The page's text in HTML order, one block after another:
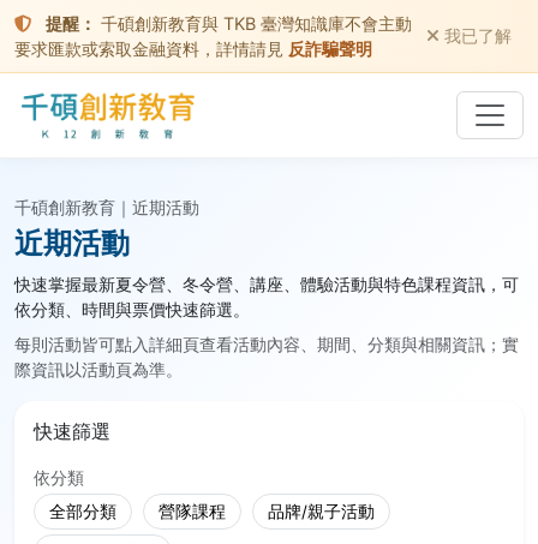
提醒： 千碩創新教育與 TKB 臺灣知識庫不會主動
要求匯款或索取金融資料，詳情請見 反詐騙聲明
我已了解
千碩創新教育｜近期活動
近期活動
快速掌握最新夏令營、冬令營、講座、體驗活動與特色課程資訊，可
依分類、時間與票價快速篩選。
每則活動皆可點入詳細頁查看活動內容、期間、分類與相關資訊；實
際資訊以活動頁為準。
快速篩選
依分類
全部分類 營隊課程 品牌/親子活動